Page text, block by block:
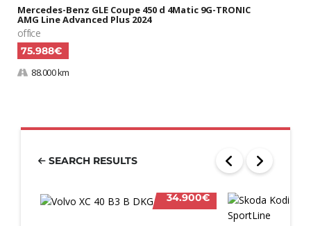
Mercedes-Benz GLE Coupe 450 d 4Matic 9G-TRONIC
AMG Line Advanced Plus 2024
office
75.988€
88.000 km
SEARCH RESULTS
34.900€